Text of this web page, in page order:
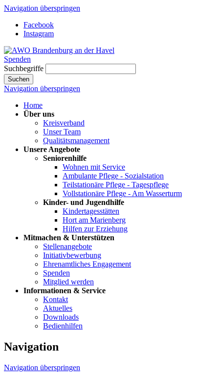
Navigation überspringen
Facebook
Instagram
Spenden
Suchbegriffe
Suchen
Navigation überspringen
Home
Über uns
Kreisverband
Unser Team
Qualitätsmanagement
Unsere Angebote
Seniorenhilfe
Wohnen mit Service
Ambulante Pflege - Sozialstation
Teilstationäre Pflege - Tagespflege
Vollstationäre Pflege - Am Wasserturm
Kinder- und Jugendhilfe
Kindertagesstätten
Hort am Marienberg
Hilfen zur Erziehung
Mitmachen & Unterstützen
Stellenangebote
Initiativbewerbung
Ehrenamtliches Engagement
Spenden
Mitglied werden
Informationen & Service
Kontakt
Aktuelles
Downloads
Bedienhilfen
Navigation
Navigation überspringen